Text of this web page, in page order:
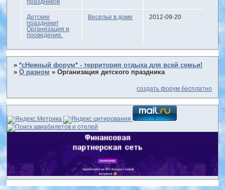
праздников
Детские
праздники!
Организация и
проведение.
Веселье в доме 2012-09-20
»*сНежный форум* - территория отдыха для всей семьи!
»О разном »Организация детского праздника
создать форум бесплатно